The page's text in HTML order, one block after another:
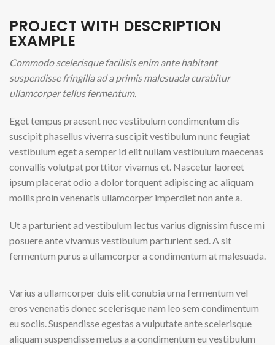
PROJECT WITH DESCRIPTION
EXAMPLE
Commodo scelerisque facilisis enim ante habitant
suspendisse fringilla ad a primis malesuada curabitur
ullamcorper tellus fermentum.
Eget tempus praesent nec vestibulum condimentum dis
suscipit phasellus viverra suscipit vestibulum nunc feugiat
vestibulum eget a semper id elit nullam vestibulum maecenas
convallis volutpat porttitor vivamus et. Nascetur laoreet
ipsum placerat odio a dolor torquent adipiscing ac aliquam
mollis proin venenatis ullamcorper imperdiet non ante a.
Ut a parturient ad vestibulum lectus varius dignissim fusce mi
posuere ante vivamus vestibulum parturient sed. A sit
fermentum purus a ullamcorper a condimentum at malesuada.
Varius a ullamcorper duis elit conubia urna fermentum vel
eros venenatis donec scelerisque nam leo sem condimentum
eu sociis. Suspendisse egestas a vulputate ante scelerisque
aliquam suspendisse metus a a condimentum eu vestibulum